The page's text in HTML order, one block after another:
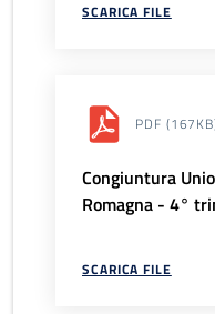
SCARICA FILE
PDF
Congiuntura
Romagna - 4°
SCARICA FILE